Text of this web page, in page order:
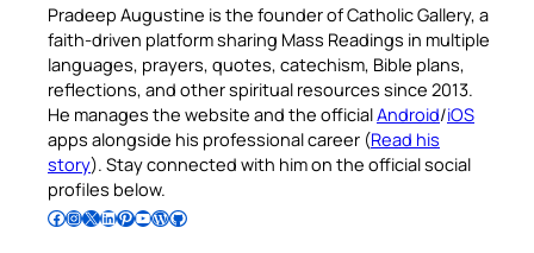
Pradeep Augustine is the founder of Catholic Gallery, a
faith-driven platform sharing Mass Readings in multiple
languages, prayers, quotes, catechism, Bible plans,
reflections, and other spiritual resources since 2013.
He manages the website and the officialAndroid/iOS
apps alongside his professional career (Read his
story). Stay connected with him on the official social
profiles below.
Follow Pradeep on Facebook Follow Pradeep on InstagramFollow Pradeep on X Follow Pradeep on LinkedIn Follow Pradeep on Pinterest Subscribe to Pradeep’s Youtube Channel Follow Pradeep on WordPress Follow Pradeep on GitHub